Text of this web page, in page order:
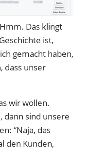
Das klingt
ist,
gemacht haben,
dass unser
wir wollen.
dann sind unsere
“Naja, das
den Kunden,